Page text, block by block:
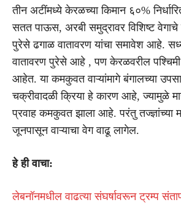
तीन अटींमध्ये केरळच्या किमान ६०%
सतत पाऊस, अरबी समुद्रावर विशिष्ट वेगाचे
पुरेसे ढगाळ वातावरण यांचा समावेश आहे.
वातावरण पुरेसे आहे , पण केरळवरील
आहेत. या कमकुवत वाऱ्यांमागे बंगालच्या
चक्रीवादळी क्रिया हे कारण आहे, ज्यामुळे
प्रवाह कमकुवत झाला आहे. परंतु तज्ज्ञांच्या
जूनपासून वाऱ्याचा वेग वाढू लागेल.
हे ही वाचा:
लेबनॉनमधील वाढत्या संघर्षावरून ट्रम्प